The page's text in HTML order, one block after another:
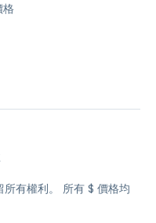
格
有權利。
所有 $ 價格均